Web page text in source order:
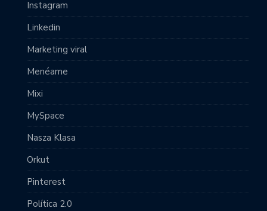
Instagram
Linkedin
Marketing viral
Menéame
Mixi
MySpace
Nasza Klasa
Orkut
Pinterest
Política 2.0